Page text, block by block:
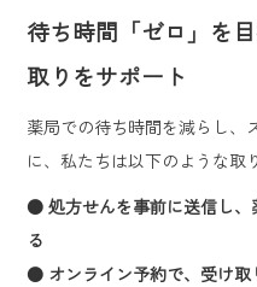
待ち時間「ゼロ」を
取りをサポート
薬局での待ち時間を減らし、
に、私たちは以下のような取
● 処方せんを事前に送信し、
る
● オンライン予約で、受け取